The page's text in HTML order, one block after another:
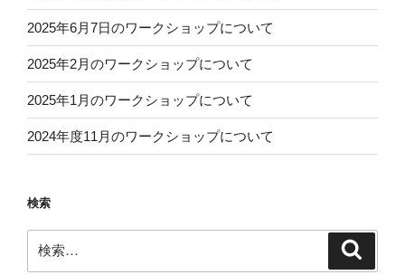
2025年6月7日のワークショップについて
2025年2月のワークショップについて
2025年1月のワークショップについて
2024年度11月のワークショップについて
検索
索: